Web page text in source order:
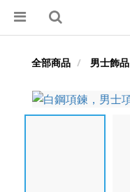
全部商品 男士飾品